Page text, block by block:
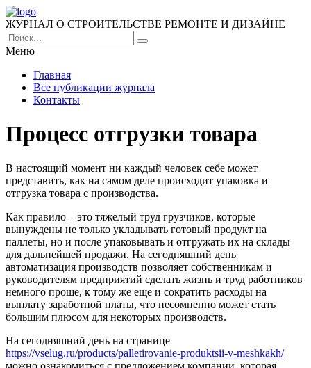
ЖУРНАЛ О СТРОИТЕЛЬСТВЕ РЕМОНТЕ И ДИЗАЙНЕ
Меню
Главная
Все публикации журнала
Контакты
Процесс отгрузки товара
В настоящий момент ни каждый человек себе может
представить, как на самом деле происходит упаковка и
отгрузка товара с производства.
Как правило – это тяжелый труд грузчиков, которые
вынуждены не только укладывать готовый продукт на
паллеты, но и после упаковывать и отгружать их на склады
для дальнейшей продажи. На сегодняшний день
автоматизация производств позволяет собственникам и
руководителям предприятий сделать жизнь и труд работников
немного проще, к тому же еще и сократить расходы на
выплату заработной платы, что несомненно может стать
большим плюсом для некоторых производств.
На сегодняшний день на странице
https://vselug.ru/products/palletirovanie-produktsii-v-meshkakh/
можно ознакомиться с предложением компании, которая